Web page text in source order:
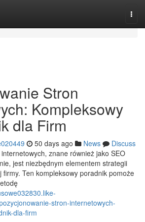
Stron
Kompleksowy
dla Firm
50 days ago News
Discuss
znane również jako SEO
jest niezbędnym elementem strategii
firmy. Ten kompleksowy poradnik pomoże
stron-internetowych-
dla-firm